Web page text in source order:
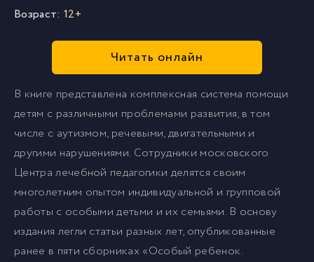
Возраст: 12+
Читать онлайн
В книге представлена комплексная система помощи
детям с различными проблемами развития, в том
числе с аутизмом, речевыми, двигательными и
другими нарушениями. Сотрудники московского
Центра лечебной педагогики делятся своим
многолетним опытом индивидуальной и групповой
работы с особыми детьми и их семьями. В основу
издания легли статьи разных лет, опубликованные
ранее в пяти сборниках «Особый ребенок.